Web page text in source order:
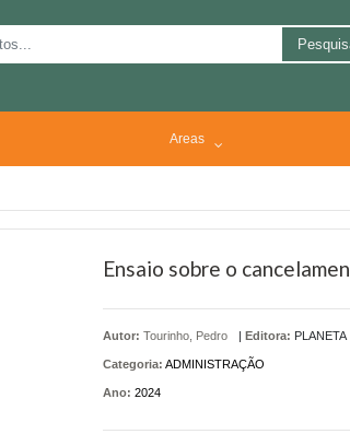
Areas
Ensaio sobre o
Autor: Tourinho, Pedro | Editora: PLANETA
Categoria: ADMINISTRAÇÃO
Ano: 2024